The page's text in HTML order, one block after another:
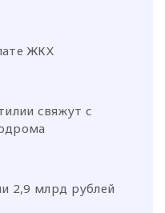
ЖКХ
свяжут с
2,9 млрд рублей